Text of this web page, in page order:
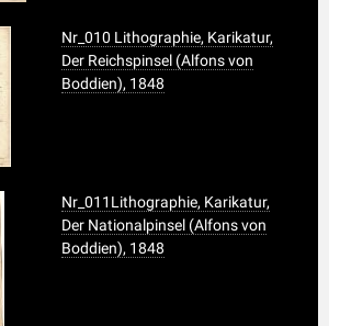
Nr_010 Lithographie, Karikatur,
Der Reichspinsel (Alfons von
Boddien), 1848
Nr_011Lithographie, Karikatur,
Der Nationalpinsel (Alfons von
Boddien), 1848